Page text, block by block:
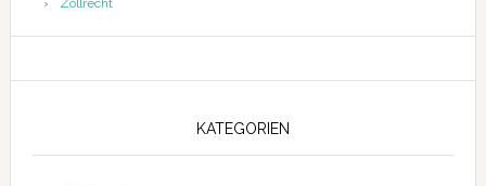
Zollrecht
KATEGORIEN